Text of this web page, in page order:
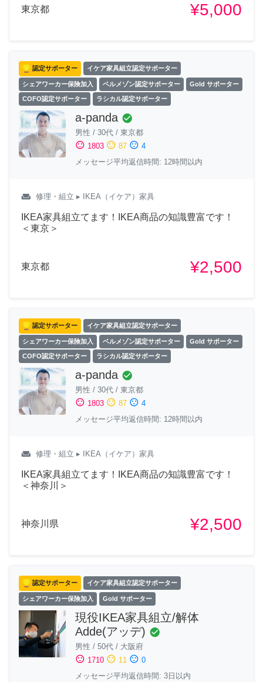
東京都 ¥5,000
認定サポーター イケア家具組立認定サポーター
シェアワーカー保険加入 ベルメゾン認定サポーター Gold サポーター
COFO認定サポーター ラシカル認定サポーター
a-panda check_circle
男性 / 30代 / 東京都
sentiment_satisfied 1803 sentiment_neutral 87 sentiment_dissatisfied 4
メッセージ平均返信時間: 12時間以内
weekend 修理・組立 ▸ IKEA（イケア）家具
IKEA家具組立てます！IKEA商品の知識豊富です！
＜東京＞
東京都 ¥2,500
認定サポーター イケア家具組立認定サポーター
シェアワーカー保険加入 ベルメゾン認定サポーター Gold サポーター
COFO認定サポーター ラシカル認定サポーター
a-panda check_circle
男性 / 30代 / 東京都
sentiment_satisfied 1803 sentiment_neutral 87 sentiment_dissatisfied 4
メッセージ平均返信時間: 12時間以内
weekend 修理・組立 ▸ IKEA（イケア）家具
IKEA家具組立てます！IKEA商品の知識豊富です！
＜神奈川＞
神奈川県 ¥2,500
認定サポーター イケア家具組立認定サポーター
シェアワーカー保険加入 Gold サポーター
現役IKEA家具組立/解体
Adde(アッデ) check_circle
男性 / 50代 / 大阪府
sentiment_satisfied 1710 sentiment_neutral 11 sentiment_dissatisfied 0
メッセージ平均返信時間: 3日以内